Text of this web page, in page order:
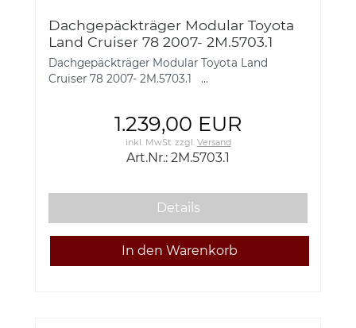
Dachgepäckträger Modular Toyota
Land Cruiser 78 2007- 2M.5703.1
Dachgepäckträger Modular Toyota Land
Cruiser 78 2007- 2M.5703.1 ...
1.239,00 EUR
inkl. MwSt.zzgl. Versand
Art.Nr.: 2M.5703.1
Details